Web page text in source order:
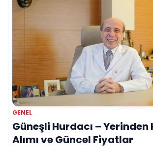
GENEL
Güneşli Hurdacı – Yerinden
Alımı ve Güncel Fiyatlar